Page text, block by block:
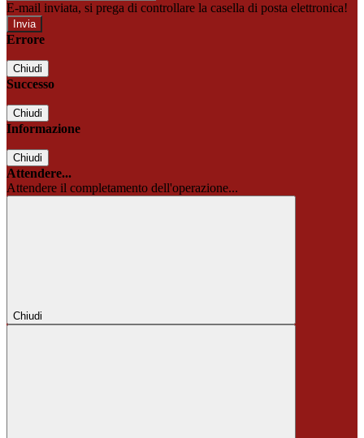
E-mail inviata, si prega di controllare la casella di posta elettronica!
Errore
Chiudi
Successo
Chiudi
Informazione
Chiudi
Attendere...
Attendere il completamento dell'operazione...
Chiudi